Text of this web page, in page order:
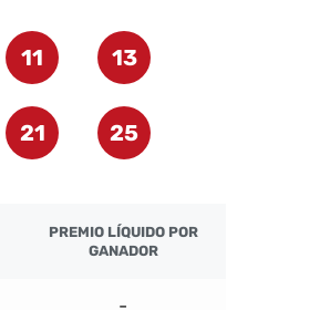
11 13
21 25
PREMIO LÍQUIDO POR
GANADOR